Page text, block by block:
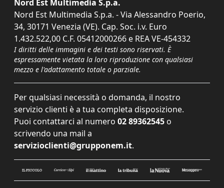
Nord Est Multimedia S.p.a.
Nord Est Multimedia S.p.a. - Via Alessandro Poerio,
34, 30171 Venezia (VE). Cap. Soc. i.v. Euro
1.432.522,00 C.F. 05412000266 e REA VE-454332
I diritti delle immagini e dei testi sono riservati. È
espressamente vietata la loro riproduzione con qualsiasi
mezzo e l'adattamento totale o parziale.
Per qualsiasi necessità o domanda, il nostro
servizio clienti è a tua completa disposizione.
Puoi contattarci al numero 02 89362545 o
scrivendo una mail a
servizioclienti@grupponem.it.